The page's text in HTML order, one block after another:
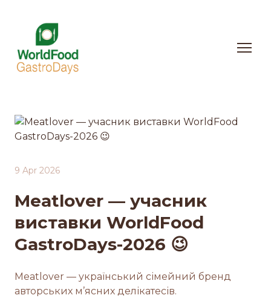
9 Apr 2026
Meatlover — учасник
виставки WorldFood
GastroDays-2026 😉
Meatlover — український сімейний бренд
авторських м’ясних делікатесів.